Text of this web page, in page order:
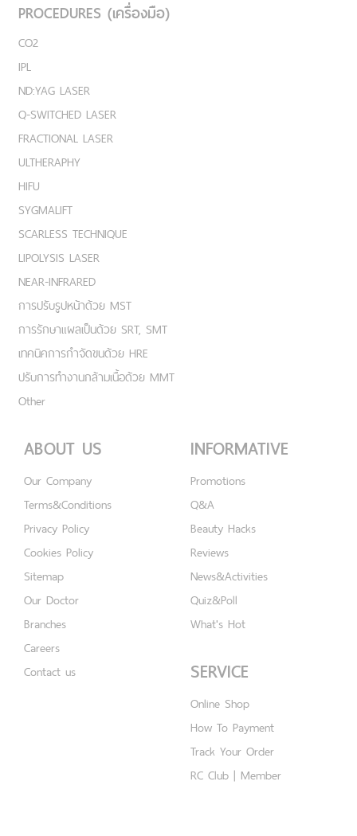
PROCEDURES (เครื่องมือ)
CO2
IPL
ND:YAG LASER
Q-SWITCHED LASER
FRACTIONAL LASER
ULTHERAPHY
HIFU
SYGMALIFT
SCARLESS TECHNIQUE
LIPOLYSIS LASER
NEAR-INFRARED
การปรับรูปหน้าด้วย MST
การรักษาแผลเป็นด้วย SRT, SMT
เทคนิคการกำจัดขนด้วย HRE
ปรับการทำงานกล้ามเนื้อด้วย MMT
Other
ABOUT US
Our Company
Terms&Conditions
Privacy Policy
Cookies Policy
Sitemap
Our Doctor
Branches
Careers
Contact us
INFORMATIVE
Promotions
Q&A
Beauty Hacks
Reviews
News&Activities
Quiz&Poll
What's Hot
SERVICE
Online Shop
How To Payment
Track Your Order
RC Club | Member